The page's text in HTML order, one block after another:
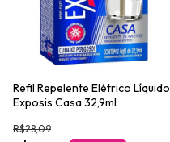
Refil Repelente Elétrico Líquido
Exposis Casa 32,9ml
R$28,09